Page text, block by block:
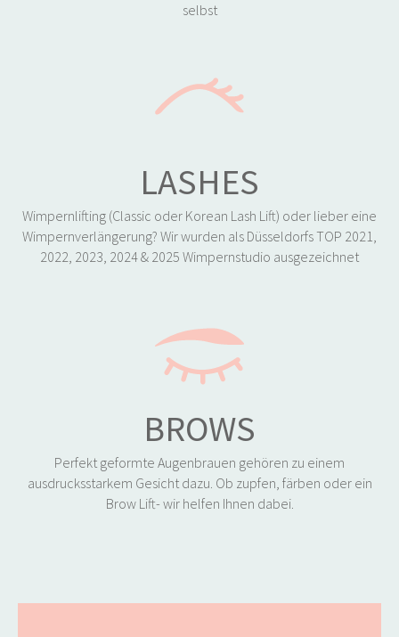
selbst
LASHES
Wimpernlifting (Classic oder Korean Lash Lift) oder lieber eine
Wimpernverlängerung? Wir wurden als Düsseldorfs TOP 2021,
2022, 2023, 2024 & 2025 Wimpernstudio ausgezeichnet
BROWS
Perfekt geformte Augenbrauen gehören zu einem
ausdrucksstarkem Gesicht dazu. Ob zupfen, färben oder ein
Brow Lift- wir helfen Ihnen dabei.